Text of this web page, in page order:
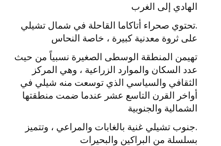
الهادي إلى الغرب
.تحتوي صحراء أتاكاما القاحلة في شمال تشيلي
على ثروة معدنية كبيرة ، خاصة النحاس
تهيمن المنطقة الوسطى الصغيرة نسبياً من حيث
عدد السكان والموارد الزراعية ، وهي المركز
الثقافي والسياسي الذي توسعت منه شيلي في
أواخر القرن التاسع عشر عندما ضمت منطقتها
الشمالية والجنوبية
.جنوب تشيلي غنية بالغابات والمراعي ، وتتميز
بسلسلة من البراكين والبحيرات